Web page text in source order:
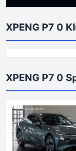
XPENG P7 0
XPENG P7 0